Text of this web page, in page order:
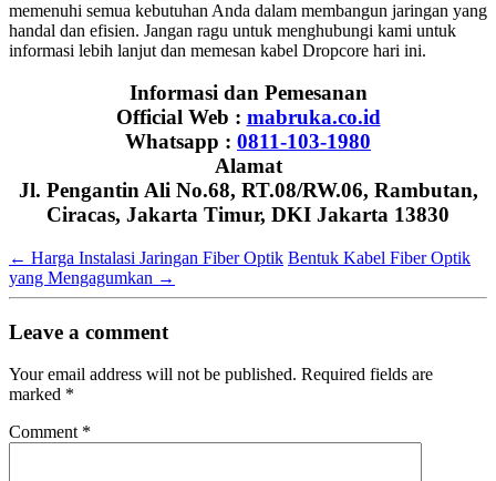
memenuhi semua kebutuhan Anda dalam membangun jaringan yang
handal dan efisien. Jangan ragu untuk menghubungi kami untuk
informasi lebih lanjut dan memesan kabel Dropcore hari ini.
Informasi dan Pemesanan
Official Web : mabruka.co.id
Whatsapp : 0811-103-1980
Alamat
Jl. Pengantin Ali No.68, RT.08/RW.06, Rambutan,
Ciracas, Jakarta Timur, DKI Jakarta 13830
← Harga Instalasi Jaringan Fiber Optik Bentuk Kabel Fiber Optik
yang Mengagumkan →
Leave a comment
Your email address will not be published. Required fields are
marked *
Comment *